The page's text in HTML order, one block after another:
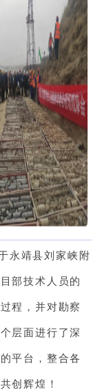
永靖县刘家峡附
部技术人员的
程，并对勘察
层面进行了深
平台，整合各
创辉煌！